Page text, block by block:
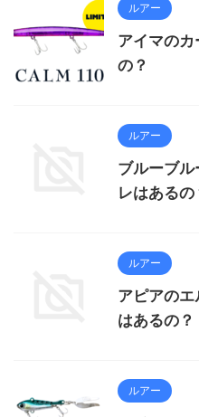
ルアー
アイマの
の？
ルアー
ブルーブ
レはあるの
ルアー
アピアのエ
はあるの？
ルアー